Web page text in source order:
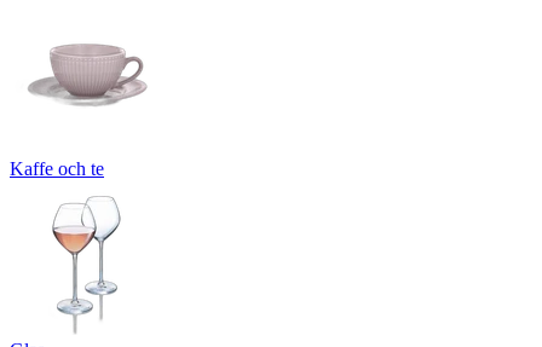
Kaffe och te